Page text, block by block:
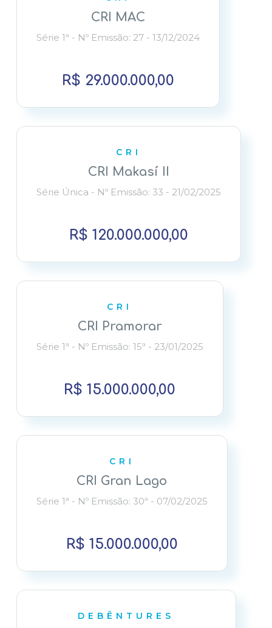
CRI MAC
Série 1ª - Nº Emissão: 27 - 13/12/2024
R$ 29.000.000,00
CRI
CRI Makasí II
Série Única - Nº Emissão: 33 - 21/02/2025
R$ 120.000.000,00
CRI
CRI Pramorar
Série 1ª - Nº Emissão: 15ª - 23/01/2025
R$ 15.000.000,00
CRI
CRI Gran Lago
Série 1ª - Nº Emissão: 30ª - 07/02/2025
R$ 15.000.000,00
DEBÊNTURES